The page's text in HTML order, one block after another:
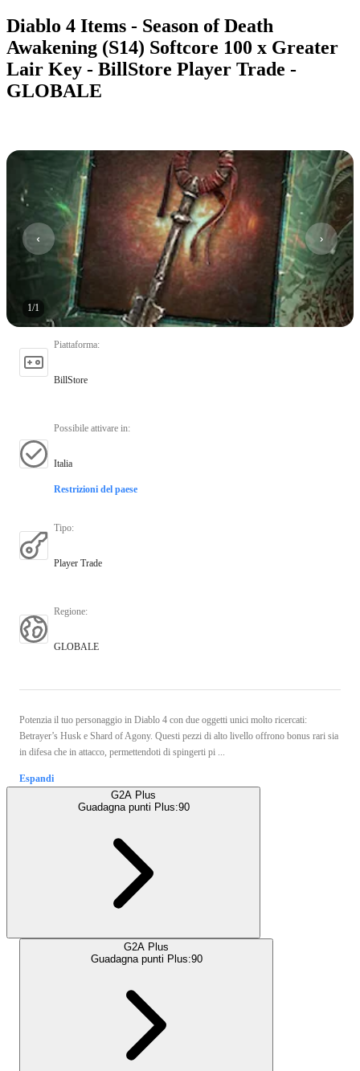
Diablo 4 Items - Season of Death
Awakening (S14) Softcore 100 x Greater
Lair Key - BillStore Player Trade -
GLOBALE
1/1
Piattaforma:
BillStore
Possibile attivare in:
Italia
Restrizioni del paese
Tipo:
Player Trade
Regione:
GLOBALE
Potenzia il tuo personaggio in Diablo 4 con due oggetti unici molto ricercati:
Betrayer’s Husk e Shard of Agony. Questi pezzi di alto livello offrono bonus rari sia
in difesa che in attacco, permettendoti di spingerti pi ...
Espandi
G2A Plus
Guadagna punti Plus:90
G2A Plus
Guadagna punti Plus:90